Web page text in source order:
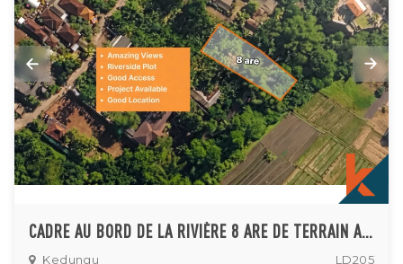
CADRE AU BORD DE LA RIVIÈRE 8 ARE DE TERRAIN AVEC BAIL EMPHYTÉOTIQUE À KEDUNGU
Kedungu LD205